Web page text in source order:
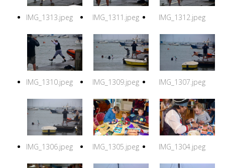
IMG_1313.jpeg IMG_1311.jpeg IMG_1312.jpeg
IMG_1310.jpeg IMG_1309.jpeg IMG_1307.jpeg
IMG_1306.jpeg IMG_1305.jpeg IMG_1304.jpeg